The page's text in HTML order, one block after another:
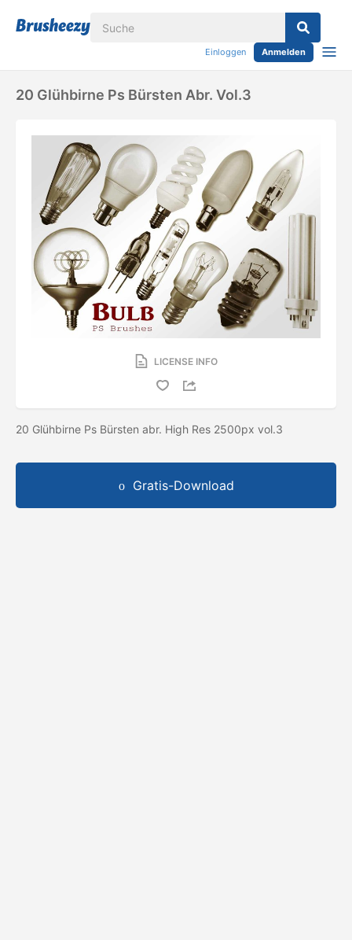
Einloggen Anmelden
20 Glühbirne Ps Bürsten Abr. Vol.3
LICENSE INFO
20 Glühbirne Ps Bürsten abr. High Res 2500px vol.3
Gratis-Download